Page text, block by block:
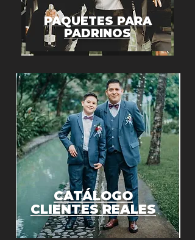
PAQUETES PARA
PADRINOS
CATÁLOGO
CLIENTES REALES